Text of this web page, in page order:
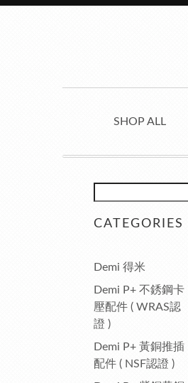
SHOP ALL
CATEGORIES
Demi 得米
Demi P+ 不銹鋼卡
壓配件 ( WRAS認
證 )
Demi P+ 黃銅推插
配件 ( NSF認證 )